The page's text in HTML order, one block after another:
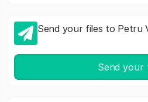
Send your files to Petru
Send your